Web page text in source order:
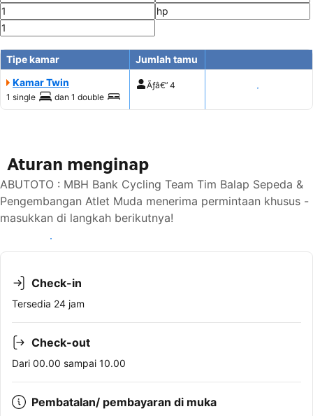
Tipe kamar
Jumlah tamu
Kamar Twin
1 single dan 1 double
Ãƒâ€” 4 Tampilkan harga
Aturan menginap
ABUTOTO : MBH Bank Cycling Team Tim Balap Sepeda &
Pengembangan Atlet Muda menerima permintaan khusus -
masukkan di langkah berikutnya!
Lihat ketersediaan
Check-in
Tersedia 24 jam
Check-out
Dari 00.00 sampai 10.00
Pembatalan/ pembayaran di muka